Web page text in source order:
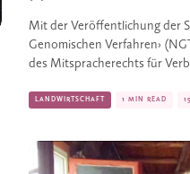
Mit der Veröffentlichung der
Genomischen Verfahren›
des Mitspracherechts für
LANDWIRTSCHAFT 1 MIN READ